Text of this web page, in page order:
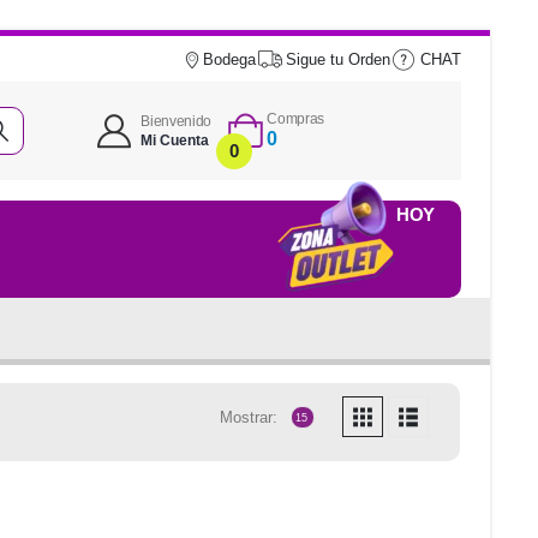
Bodega Sigue tu Orden CHAT
Bienvenido
Mi Cuenta
0
Compras
0
HOY
Mostrar: